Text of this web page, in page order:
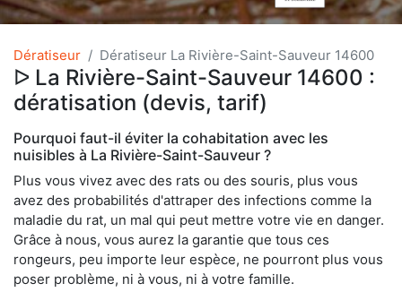
Dératiseur Dératiseur La Rivière-Saint-Sauveur 14600
ᐅ La Rivière-Saint-Sauveur 14600 :
dératisation (devis, tarif)
Pourquoi faut-il éviter la cohabitation avec les
nuisibles à La Rivière-Saint-Sauveur ?
Plus vous vivez avec des rats ou des souris, plus vous
avez des probabilités d'attraper des infections comme la
maladie du rat, un mal qui peut mettre votre vie en danger.
Grâce à nous, vous aurez la garantie que tous ces
rongeurs, peu importe leur espèce, ne pourront plus vous
poser problème, ni à vous, ni à votre famille.